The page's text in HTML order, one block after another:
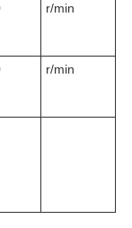
r/min
r/min